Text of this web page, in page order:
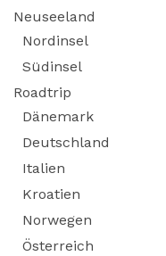
Neuseeland
Nordinsel
Südinsel
Roadtrip
Dänemark
Deutschland
Italien
Kroatien
Norwegen
Österreich